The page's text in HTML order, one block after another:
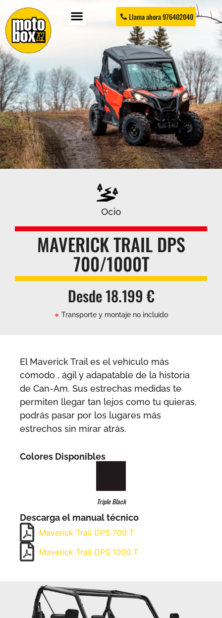
Llama ahora 976402040
Ocio
MAVERICK TRAIL DPS
700/1000T
Desde 18.199 €
Transporte y montaje no incluido
El Maverick Trail es el vehículo más
cómodo , ágil y adapatable de la historia
de Can-Am. Sus estrechas medidas te
permiten llegar tan lejos como tu quieras,
podrás pasar por los lugares más
estrechos sin mirar atrás.
Colores Disponibles
Triple Black
Descarga el manual técnico
Maverick Trail DPS 700 T
Maverick Trail DPS 1000 T